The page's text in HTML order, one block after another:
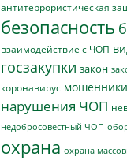
антитеррористическая
безопасность
взаимодействие с ЧОП
госзакупки закон
коронавирус мошенники
нарушения ЧОП
недобросовестный ЧОП
охрана охрана